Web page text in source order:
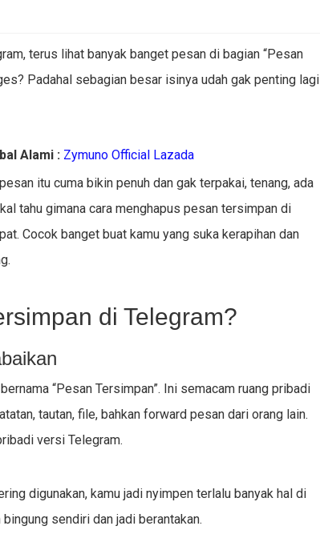
terus lihat banyak banget pesan di bagian “Pesan
Padahal sebagian besar isinya udah gak penting lagi
Alami : Zymuno Official Lazada
itu cuma bikin penuh dan gak terpakai, tenang, ada
tahu gimana cara menghapus pesan tersimpan di
Cocok banget buat kamu yang suka kerapihan dan
di Telegram?
“Pesan Tersimpan”. Ini semacam ruang pribadi
tautan, file, bahkan forward pesan dari orang lain.
versi Telegram.
digunakan, kamu jadi nyimpen terlalu banyak hal di
sendiri dan jadi berantakan.